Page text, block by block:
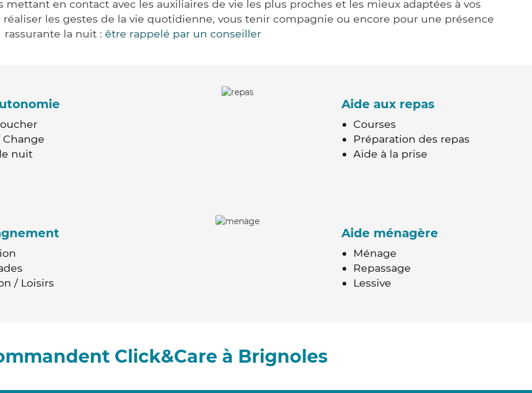
en contact avec les auxiliaires de vie les plus proches et les mieux adaptées à vos
les gestes de la vie quotidienne, vous tenir compagnie ou encore pour une présence
rassurante la nuit : être rappelé par un conseiller
nuit
Aide aux repas
Courses
Préparation des repas
Aide à la prise
/ Loisirs
Aide ménagère
Ménage
Repassage
Lessive
Click&Care à Brignoles